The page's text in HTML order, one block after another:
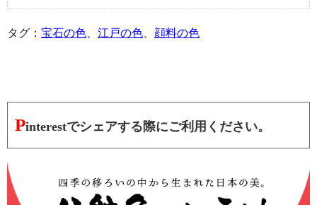
タグ： 宝石の色、 江戸の色、 顔料の色
Pinterestでシェアする際にご利用ください。